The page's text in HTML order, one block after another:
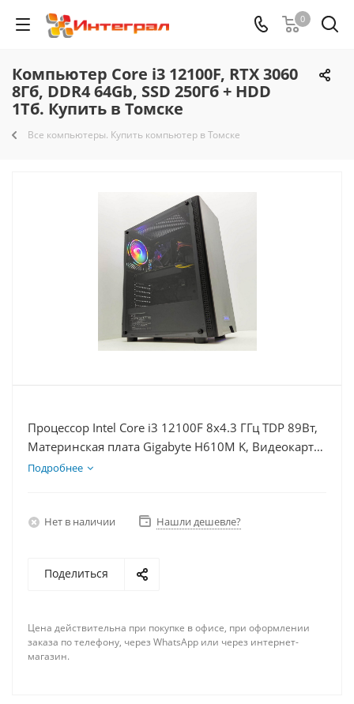
0
Компьютер Core i3 12100F, RTX 3060
8Гб, DDR4 64Gb, SSD 250Гб + HDD
1Тб. Купить в Томске
Все компьютеры. Купить компьютер в Томске
Процессор Intel Core i3 12100F 8x4.3 ГГц TDP 89Вт,
Материнская плата Gigabyte H610M K, Видеокарта
RTX 3060 8Гб, Память DDR4 64Gb, Диски
Подробнее
Нет в наличии Нашли дешевле?
Поделиться
Цена действительна при покупке в офисе, при оформлении
заказа по телефону, через WhatsApp или через интернет-
магазин.